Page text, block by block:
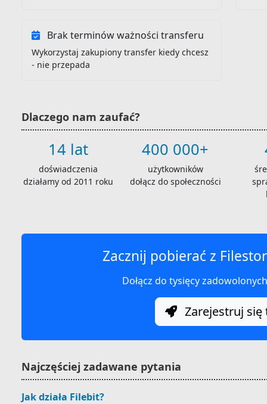
Brak terminów ważności transferu
Wykorzystaj zakupiony transfer kiedy chcesz
- nie przepada
Dlaczego nam zaufać?
14 lat
doświadczenia
działamy od 2011 roku
400 000+
użytkowników
dołącz do społeczności
Zacznij pobierać z
Dołącz do tysięcy
Zarejestruj się
Najczęściej zadawane pytania
Jak działa Filebit?